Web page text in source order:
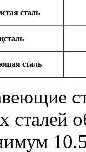
сталь
сталь
сталей